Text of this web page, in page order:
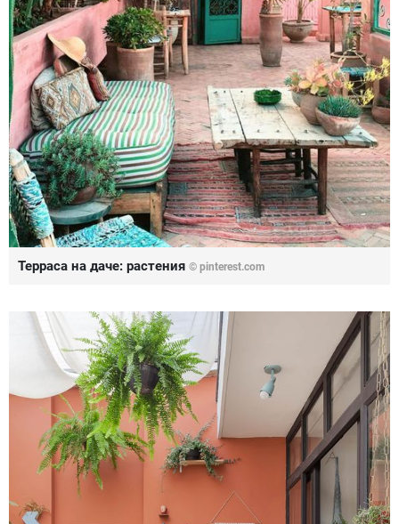
Терраса на даче: растения © pinterest.com